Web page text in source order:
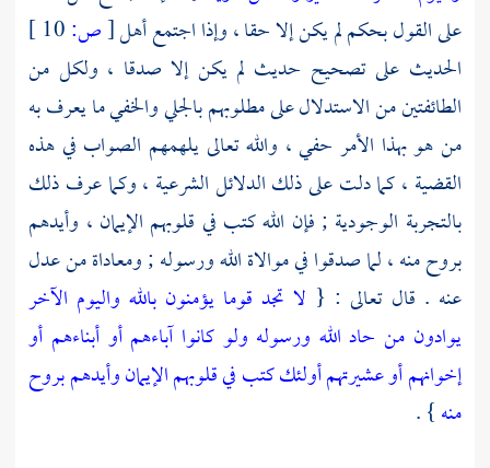
على القول بحكم لم يكن إلا حقا ، وإذا اجتمعأهل[ص:
الحديث على تصحيح حديث لم يكن إلا صدقا ، ولكل من
الطائفتين من الاستدلال على مطلوبهم بالجلي والخفي ما يعرف به
من هو بهذا الأمر حفي ، والله تعالى يلهمهم الصواب في هذه
القضية ، كما دلت على ذلك الدلائل الشرعية ، وكما عرف ذلك
بالتجربة الوجودية ; فإن الله كتب في قلوبهم الإيمان ، وأيدهم
بروح منه ، لما صدقوا في موالاة الله ورسوله ; ومعاداة من عدل
عنه . قال تعالى : { لا تجد قوما يؤمنون بالله واليوم الآخر
يوادون من حاد الله ورسوله ولو كانوا آباءهم أو أبناءهم أو
إخوانهم أو عشيرتهم أولئك كتب في قلوبهم الإيمان وأيدهم بروح
منه} .